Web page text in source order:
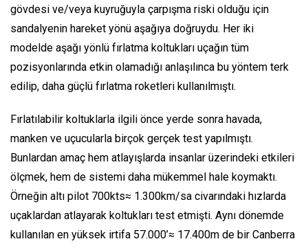
gövdesi ve/veya kuyruğuyla çarpışma riski olduğu için
sandalyenin hareket yönü aşağıya doğruydu. Her iki
modelde aşağı yönlü fırlatma koltukları uçağın tüm
pozisyonlarında etkin olamadığı anlaşılınca bu yöntem terk
edilip, daha güçlü fırlatma roketleri kullanılmıştı.
Fırlatılabilir koltuklarla ilgili önce yerde sonra havada,
manken ve uçucularla birçok gerçek test yapılmıştı.
Bunlardan amaç hem atlayışlarda insanlar üzerindeki etkileri
ölçmek, hem de sistemi daha mükemmel hale koymaktı.
Örneğin altı pilot 700kts≈ 1.300km/sa civarındaki hızlarda
uçaklardan atlayarak koltukları test etmişti. Aynı dönemde
kullanılan en yüksek irtifa 57.000’≈ 17.400m de bir Canberra